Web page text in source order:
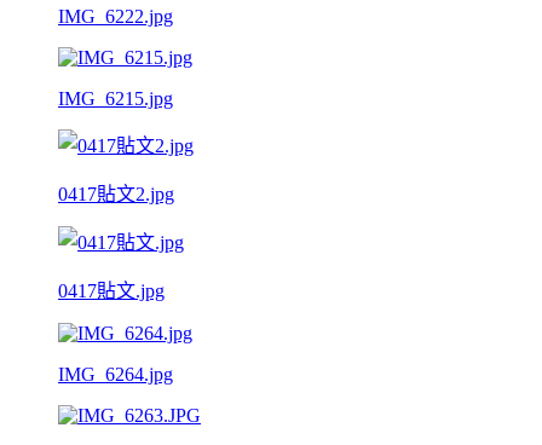
IMG_6222.jpg
IMG_6215.jpg
0417貼文2.jpg
0417貼文.jpg
IMG_6264.jpg